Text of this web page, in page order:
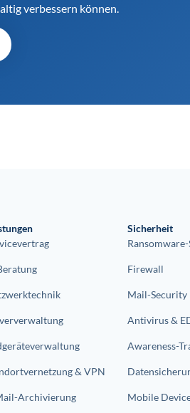
verbessern können.
& VPN
Archivierung
Sicherheit
Firewall
Mail-Security
Antivirus &
Awareness-
Mobile